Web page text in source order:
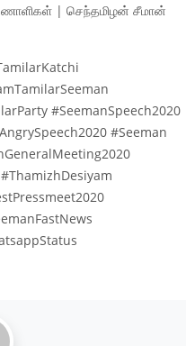
| செந்தமிழன் சீமான்
#SeemanSpeech2020
#Seeman